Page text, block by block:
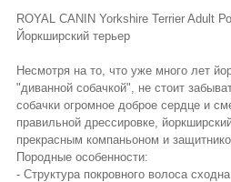
ROYAL CANIN Yorkshire Terrier Adult
Йоркширский терьер
Несмотря на то, что уже много лет
"диванной собачкой", не стоит
собачки огромное доброе сердце и
правильной дрессировке,
прекрасным компаньоном и
Породные особенности:
- Структура покровного волоса